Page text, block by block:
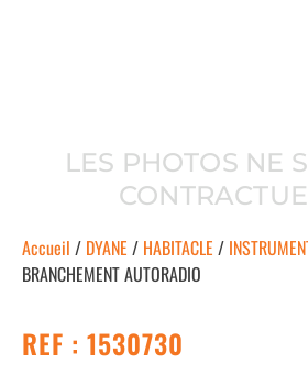
LES PHOTOS NE
Accueil / DYANE / HABITACLE /
BRANCHEMENT AUTORADIO
REF : 1530730